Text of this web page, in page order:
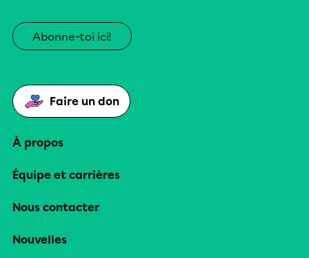
Abonne-toi ici!
Faire un don
À propos
Équipe et carrières
Nous contacter
Nouvelles